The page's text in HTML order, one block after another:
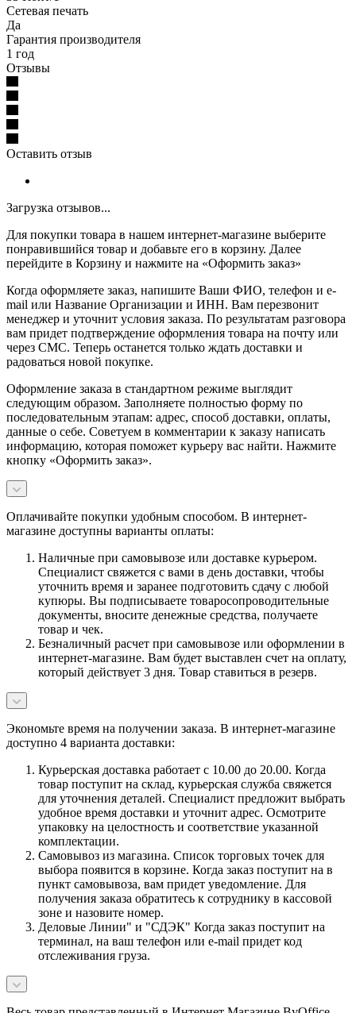
Сетевая печать
Да
Гарантия производителя
1 год
Отзывы
Оставить отзыв
Загрузка отзывов...
Для покупки товара в нашем интернет-магазине выберите
понравившийся товар и добавьте его в корзину. Далее
перейдите в Корзину и нажмите на «Оформить заказ»
Когда оформляете заказ, напишите Ваши ФИО, телефон и e-
mail или Название Организации и ИНН. Вам перезвонит
менеджер и уточнит условия заказа. По результатам разговора
вам придет подтверждение оформления товара на почту или
через СМС. Теперь останется только ждать доставки и
радоваться новой покупке.
Оформление заказа в стандартном режиме выглядит
следующим образом. Заполняете полностью форму по
последовательным этапам: адрес, способ доставки, оплаты,
данные о себе. Советуем в комментарии к заказу написать
информацию, которая поможет курьеру вас найти. Нажмите
кнопку «Оформить заказ».
Оплачивайте покупки удобным способом. В интернет-
магазине доступны варианты оплаты:
Наличные при самовывозе или доставке курьером.
Специалист свяжется с вами в день доставки, чтобы
уточнить время и заранее подготовить сдачу с любой
купюры. Вы подписываете товаросопроводительные
документы, вносите денежные средства, получаете
товар и чек.
Безналичный расчет при самовывозе или оформлении в
интернет-магазине. Вам будет выставлен счет на оплату,
который действует 3 дня. Товар ставиться в резерв.
Экономьте время на получении заказа. В интернет-магазине
доступно 4 варианта доставки:
Курьерская доставка работает с 10.00 до 20.00. Когда
товар поступит на склад, курьерская служба свяжется
для уточнения деталей. Специалист предложит выбрать
удобное время доставки и уточнит адрес. Осмотрите
упаковку на целостность и соответствие указанной
комплектации.
Самовывоз из магазина. Список торговых точек для
выбора появится в корзине. Когда заказ поступит на в
пункт самовывоза, вам придет уведомление. Для
получения заказа обратитесь к сотруднику в кассовой
зоне и назовите номер.
Деловые Линии" и "СДЭК" Когда заказ поступит на
терминал, на ваш телефон или e-mail придет код
отслеживания груза.